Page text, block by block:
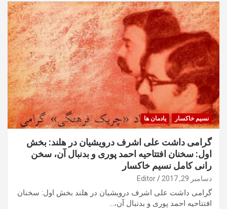
نسیم خاکسار یادمان ها
گرامی داشت علی اشرف درویشیان در هلند: بخش
اول: سخنان افتتاحیه احمد پوری و بدنبال آن، سخن
رانی کامل نسیم خاکسار
دسامبر 29, 2017 Editor
گرامی داشت علی اشرف درویشیان در هلند بخش اول: سخنان
افتتاحیه احمد پوری و بدنبال آن،…